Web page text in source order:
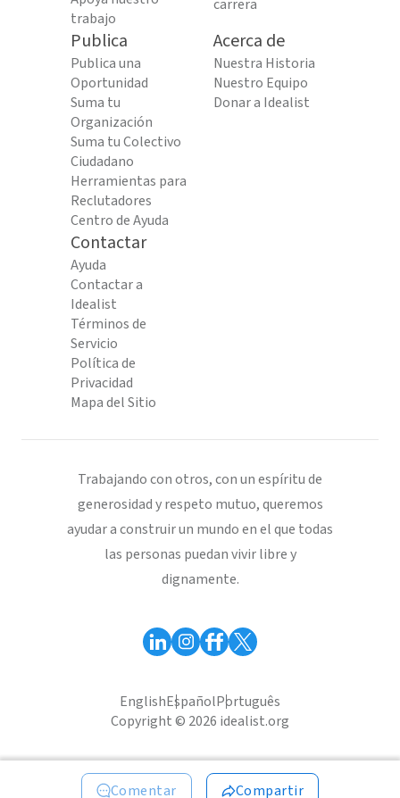
Comentar Compartir
trabajo
carrera
Publica
Publica una
Oportunidad
Suma tu
Organización
Suma tu Colectivo
Ciudadano
Herramientas para
Reclutadores
Centro de Ayuda
Acerca de
Nuestra Historia
Nuestro Equipo
Donar a Idealist
Contactar
Ayuda
Contactar a
Idealist
Términos de
Servicio
Política de
Privacidad
Mapa del Sitio
Trabajando con otros, con un espíritu de
generosidad y respeto mutuo, queremos
ayudar a construir un mundo en el que todas
las personas puedan vivir libre y
dignamente.
EnglishEspañolPortuguês
Copyright © 2026 idealist.org